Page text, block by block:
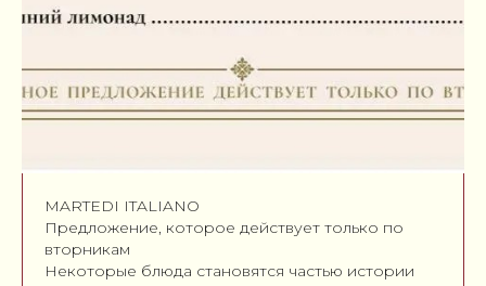
MARTEDI ITALIANO
Предложение, которое действует только по
вторникам
Некоторые блюда становятся частью истории